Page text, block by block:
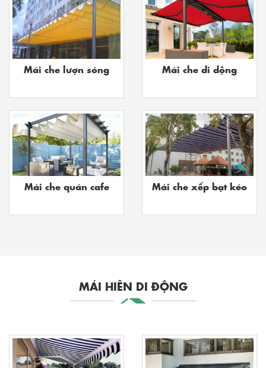
Mái che lượn sóng Mái che di dộng
Mái che quán cafe Mái che xếp bạt kéo
MÁI HIÊN DI ĐỘNG